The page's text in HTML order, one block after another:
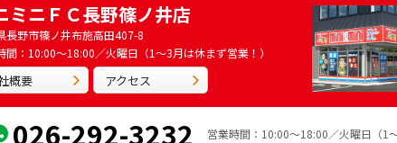
ミニＦＣ長野篠ノ井店
長野市篠ノ井布施高田407-8
間：10:00～18:00／火曜日（1～3月は休まず営業！）
概要 アクセス
026-292-3232 営業時間：10:00～18:00／火曜日（1